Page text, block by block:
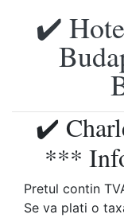
✔️
✔️
***
Pretul contin
Se va plati o